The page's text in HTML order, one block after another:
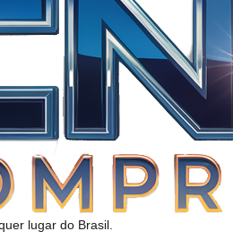
lugar do Brasil.